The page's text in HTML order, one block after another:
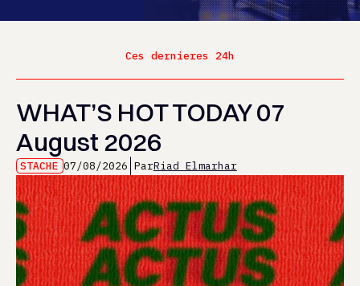
Ces dernieres 24h
WHAT’S HOT TODAY 07
August 2026
STACHE 07/08/2026 ParRiad Elmarhar